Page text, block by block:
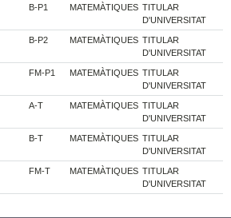
B-P1 MATEMÀTIQUES TITULAR
D'UNIVERSITAT
B-P2 MATEMÀTIQUES TITULAR
D'UNIVERSITAT
FM-P1 MATEMÀTIQUES TITULAR
D'UNIVERSITAT
A-T MATEMÀTIQUES TITULAR
D'UNIVERSITAT
B-T MATEMÀTIQUES TITULAR
D'UNIVERSITAT
FM-T MATEMÀTIQUES TITULAR
D'UNIVERSITAT